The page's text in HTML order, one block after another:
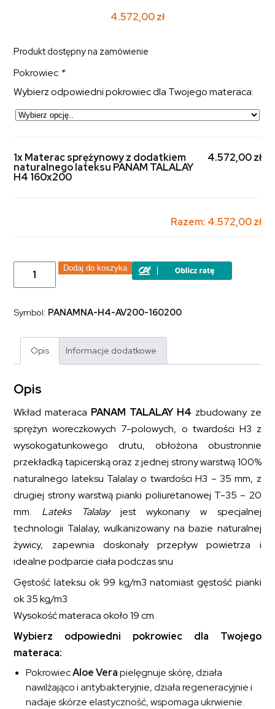
4.572,00zł
Produkt dostępny na zamówienie
Pokrowiec *
Wybierz odpowiedni pokrowiec dla Twojego materaca:
1x Materac sprężynowy z dodatkiem
naturalnego lateksu PANAM TALALAY
H4 160x200
4.572,00 zł
Razem: 4.572,00 zł
ilość
Materac
sprężynowy
naturalnego
PANAM
160x200
Dodaj do koszyka
Symbol: PANAMNA-H4-AV200-160200
Opis Informacje dodatkowe
Opis
Wkład materaca PANAM TALALAY H4 zbudowany ze
sprężyn woreczkowych 7-polowych, o twardości H3 z
wysokogatunkowego drutu, obłożona obustronnie
przekładką tapicerską oraz z jednej strony warstwą 100%
naturalnego lateksu Talalay o twardości H3 – 35 mm, z
drugiej strony warstwą pianki poliuretanowej T-35 – 20
mm. Lateks Talalayjest wykonany w specjalnej
technologii Talalay, wulkanizowany na bazie naturalnej
żywicy, zapewnia doskonały przepływ powietrza i
idealne podparcie ciała podczas snu
Gęstość lateksu ok 99 kg/m3 natomiast gęstość pianki
ok 35 kg/m3
Wysokość materaca około 19 cm.
Wybierz odpowiedni pokrowiec dla Twojego
materaca:
PokrowiecAloe Verapielęgnuje skórę, działa
nawilżająco i antybakteryjnie, działa regeneracyjnie i
nadaje skórze elastyczność, wspomaga ukrwienie.